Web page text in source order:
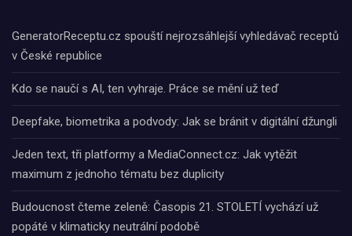
GeneratorReceptu.cz spouští nejrozsáhlejší vyhledávač receptů
v České republice
Kdo se naučí s AI, ten vyhraje. Práce se mění už teď
Deepfake, biometrika a podvody: Jak se bránit v digitální džungli
Jeden text, tři platformy a MediaConnect.cz: Jak vytěžit
maximum z jednoho tématu bez duplicity
Budoucnost čteme zeleně: Časopis 21. STOLETÍ vychází už
popáté v klimaticky neutrální podobě